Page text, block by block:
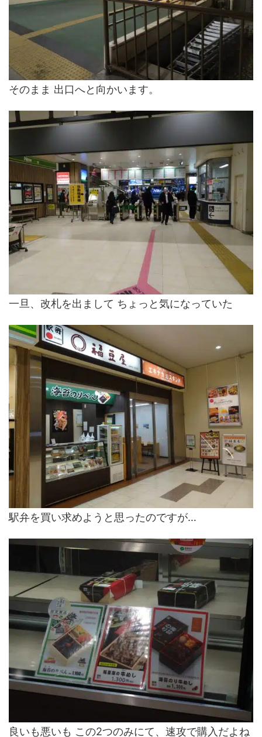
そのまま 出口へと向かいます。
一旦、改札を出まして ちょっと気になっていた
駅弁を買い求めようと思ったのですが…
良いも悪いも この2つのみにて、速攻で購入だよね